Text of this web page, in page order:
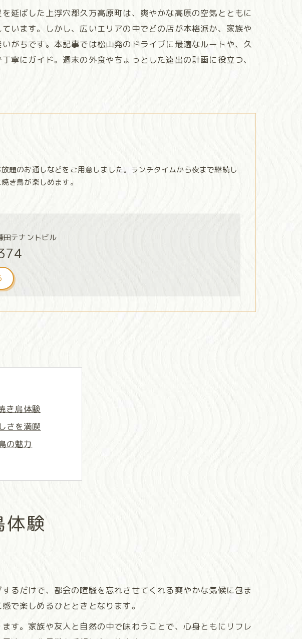
延ばした上浮穴郡久万高原町は、爽やかな高原の空気とともに
います。しかし、広いエリアの中でどの店が本格派か、家族や
がちです。本記事では松山発のドライブに最適なルートや、久
寧にガイド。週末の外食やちょっとした遠出の計画に役立つ、
題のお通しなどをご用意しました。ランチタイムから夜まで継続し
き鳥が楽しめます。
テナントビル
き鳥体験
さを満喫
の魅力
美味しさ
個性
の楽しみ方
き鳥旅
ット巡り
鳥店の特徴
験
るだけで、都会の喧騒を忘れさせてくれる爽やかな気候に包ま
で楽しめるひとときとなります。
す。家族や友人と自然の中で味わうことで、心身ともにリフレ